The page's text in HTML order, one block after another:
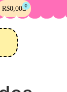
R$0,00 0